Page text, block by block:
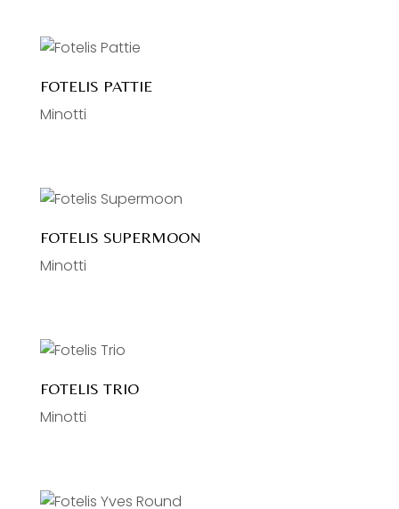
FOTELIS PATTIE
Minotti
FOTELIS SUPERMOON
Minotti
FOTELIS TRIO
Minotti